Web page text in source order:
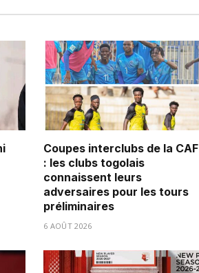
Coupes interclubs de la CAF
: les clubs togolais
connaissent leurs
adversaires pour les tours
préliminaires
6 AOÛT 2026